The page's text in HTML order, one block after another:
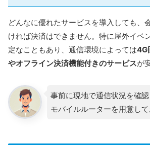
どんなに優れたサービスを導入しても、
ければ決済はできません。特に屋外イベ
定なこともあり、通信環境によっては4G
やオフライン決済機能付きのサービスが
事前に現地で通信状況を確
モバイルルーターを用意して